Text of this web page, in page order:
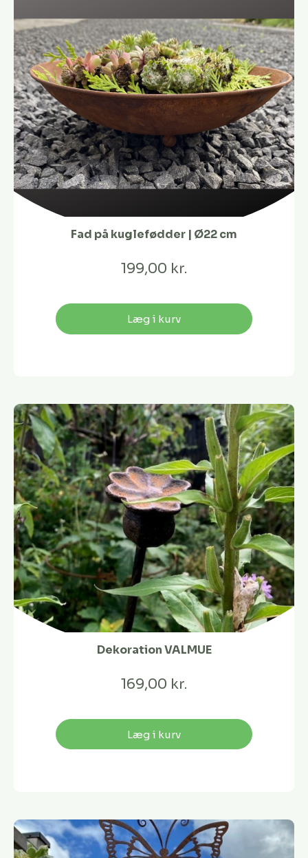
Fad på kuglefødder | Ø22 cm
199,00 kr.
Læg i kurv
Dekoration VALMUE
169,00 kr.
Læg i kurv